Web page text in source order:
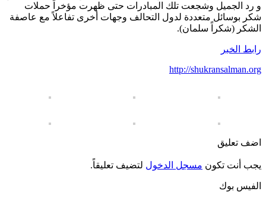
و رد الجميل وشجعت تلك المبادرات حتى ظهرت مؤخراً حملات
شكر بوسائل متعددة لدول التحالف وجهات أخرى تفاعلاً مع عاصفة
الشكر (شكراً سلمان).
رابط الخبر
http://shukransalman.org
اضف تعليق
يجب أنت تكون مسجل الدخول لتضيف تعليقاً.
الفيس بوك